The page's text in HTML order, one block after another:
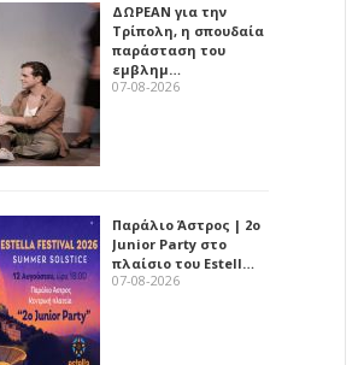
ΔΩΡΕΑΝ για την
Τρίπολη, η σπουδαία
παράσταση του
εμβλημ…
07-08-2026
Παράλιο Άστρος | 2ο
Junior Party στο
πλαίσιο του Estell…
07-08-2026